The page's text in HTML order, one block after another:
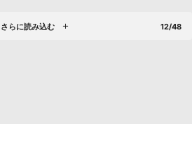
さらに読み込む 12/48